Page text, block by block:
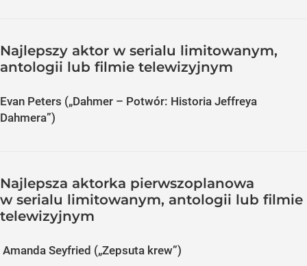
Najlepszy aktor w serialu limitowanym,
antologii lub filmie telewizyjnym
Evan Peters („Dahmer – Potwór: Historia Jeffreya
Dahmera”)
Najlepsza aktorka pierwszoplanowa
w serialu limitowanym, antologii lub filmie
telewizyjnym
Amanda Seyfried („Zepsuta krew”)